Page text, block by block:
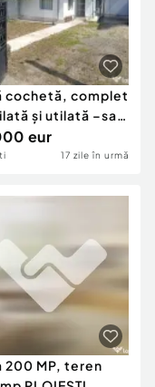
cochetă, complet
și utilată –sala
eur
17 zile în urmă
200 MP, teren